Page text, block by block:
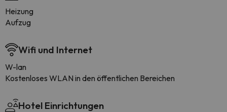
Heizung
Aufzug
Wifi und Internet
W-lan
Kostenloses WLAN in den öffentlichen Bereichen
Hotel Einrichtungen